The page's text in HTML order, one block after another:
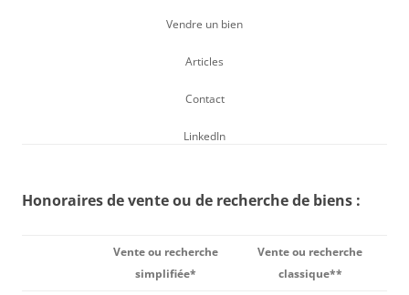
Vendre un bien
Articles
Contact
LinkedIn
Honoraires de vente ou de recherche de biens :
Vente ou recherche
simplifiée*
Vente ou recherche
classique**